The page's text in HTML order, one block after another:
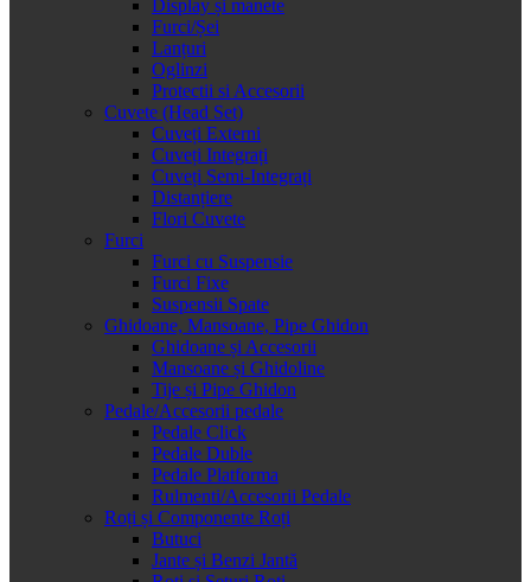
Display și manete
Furci/Șei
Lanțuri
Oglinzi
Protectii si Accesorii
Cuvete (Head Set)
Cuveți Externi
Cuveți Integrați
Cuveți Semi-Integrați
Distanțiere
Flori Cuvete
Furci
Furci cu Suspensie
Furci Fixe
Suspensii Spate
Ghidoane, Mansoane, Pipe Ghidon
Ghidoane și Accesorii
Mansoane și Ghidoline
Tije și Pipe Ghidon
Pedale/Accesorii pedale
Pedale Click
Pedale Duble
Pedale Platforma
Rulmenti/Accesorii Pedale
Roți și Componente Roți
Butuci
Jante și Benzi Jantă